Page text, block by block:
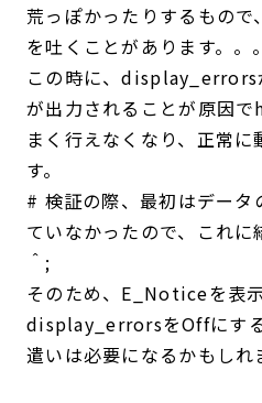
荒っぽかったりするもの
を吐くことがあります。。。
この時に、display_errors
が出力されることが原因
まく行えなくなり、正常
す。
# 検証の際、最初はデータ
ていなかったので、これに
＾;
そのため、E_Noticeを表示
display_errorsをOffにす
遣いは必要になるかもしれ